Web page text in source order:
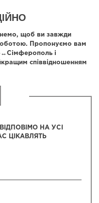
щоб ви завжди
Пропонуємо вам
і
співвідношенням
НА УСІ
ЦІКАВЛЯТЬ